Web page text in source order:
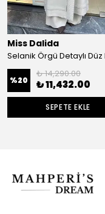
Miss Dalida
%20
₺ 14,290.00
₺ 11,432.00
SEPETE EKLE